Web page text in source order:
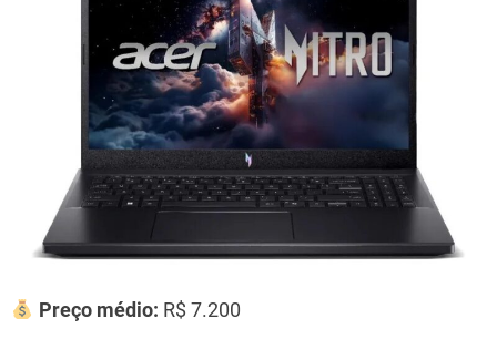
Preço médio: R$ 7.200